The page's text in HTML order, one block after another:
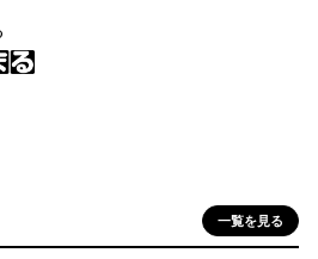
一覧を見る